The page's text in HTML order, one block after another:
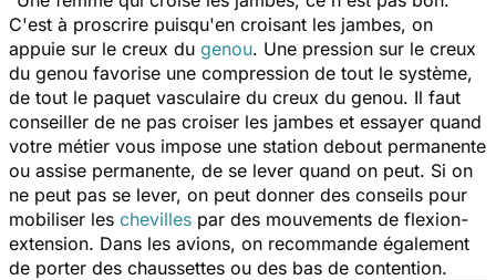
C'est à proscrire puisqu'en croisant les jambes, on
appuie sur le creux du genou. Une pression sur le creux
du genou favorise une compression de tout le système,
de tout le paquet vasculaire du creux du genou. Il faut
conseiller de ne pas croiser les jambes et essayer quand
votre métier vous impose une station debout permanente
ou assise permanente, de se lever quand on peut. Si on
ne peut pas se lever, on peut donner des conseils pour
mobiliser les chevilles par des mouvements de flexion-
extension. Dans les avions, on recommande également
de porter des chaussettes ou des bas de contention.